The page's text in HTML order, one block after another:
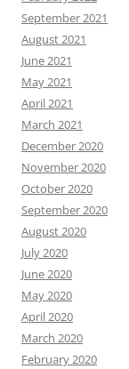
September 2021
August 2021
June 2021
May 2021
April 2021
March 2021
December 2020
November 2020
October 2020
September 2020
August 2020
July 2020
June 2020
May 2020
April 2020
March 2020
February 2020